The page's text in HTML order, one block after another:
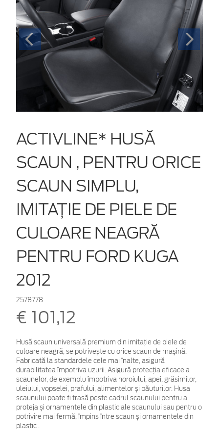
ACTIVLINE* HUSĂ
SCAUN , PENTRU ORICE
SCAUN SIMPLU,
IMITAȚIE DE PIELE DE
CULOARE NEAGRĂ
PENTRU FORD KUGA
2012
2578778
€ 101,12
Husă scaun universală premium din imitație de piele de
culoare neagră, se potrivește cu orice scaun de mașină.
Fabricată la standardele cele mai înalte, asigură
durabilitatea împotriva uzurii. Asigură protecția eficace a
scaunelor, de exemplu împotriva noroiului, apei, grăsimilor,
uleiului, vopselei, prafului, alimentelor și băuturilor. Husa
scaunului poate fi trasă peste cadrul scaunului pentru a
proteja și ornamentele din plastic ale scaunului sau pentru o
potrivire mai fermă, împins între scaun și ornamentele din
plastic